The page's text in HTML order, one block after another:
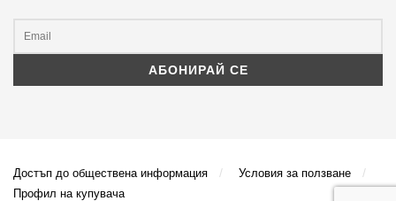
Достъп до обществена информация
Условия за ползване
Профил на купувача